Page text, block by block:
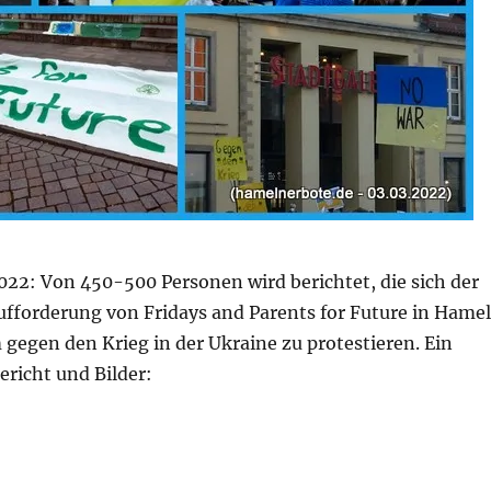
Von 450-500 Personen wird berichtet, die sich der
von Fridays and Parents for Future in
gegen den Krieg in der Ukraine zu protestieren. Ein
und Bilder:
auf dem Pferdemarkt in Hameln“